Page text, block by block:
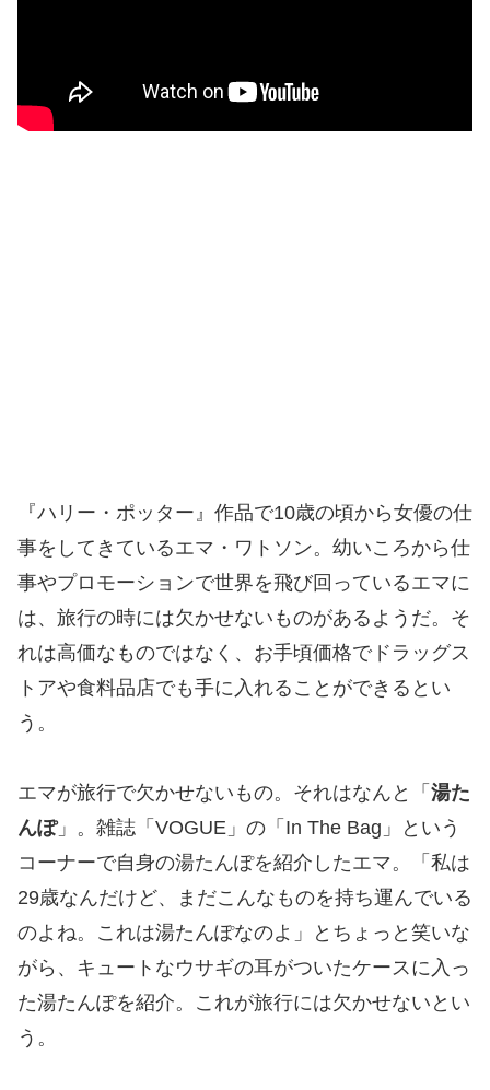
『ハリー・ポッター』作品で10歳の頃から女優の仕
事をしてきているエマ・ワトソン。幼いころから仕
事やプロモーションで世界を飛び回っているエマに
は、旅行の時には欠かせないものがあるようだ。そ
れは高価なものではなく、お手頃価格でドラッグス
トアや食料品店でも手に入れることができるとい
う。
エマが旅行で欠かせないもの。それはなんと「 湯た
んぽ」。雑誌「VOGUE」の「In The Bag」という
コーナーで自身の湯たんぽを紹介したエマ。「私は
29歳なんだけど、まだこんなものを持ち運んでいる
のよね。これは湯たんぽなのよ」とちょっと笑いな
がら、キュートなウサギの耳がついたケースに入っ
た湯たんぽを紹介。これが旅行には欠かせないとい
う。